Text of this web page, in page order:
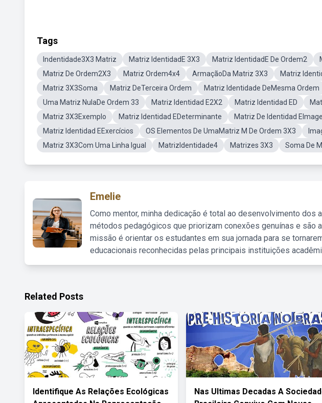
Tags
Indentidade3X3 Matriz Matriz IdentidadE 3X3 Matriz IdentidadE De Ordem2
Matriz De Ordem2X3
Matriz Ordem4x4 ArmaçãoDa Matriz 3X3 Matriz
Matriz 3X3Soma
Matriz DeTerceira Ordem Matriz Identidade DeMesma Ordem
Uma Matriz NulaDe Ordem 33
Matriz Identidad E2X2 Matriz Identidad ED
Matriz 3X3Exemplo
Matriz Identidad EDeterminante Matriz De Identidad
Matriz Identidad EExercícios
OS Elementos De UmaMatriz M De Ordem 3X3
Matriz 3X3Com Uma Linha Igual
MatrizIdentidade4 Matrizes 3X3 Soma De
Emelie
Como mentor, minha dedicação é total ao desenvolvimento dos
métodos pedagógicos que priorizam conexões genuínas e são
missão é orientar os estudantes em sua jornada para se
educacionais reconhecidas pelas principais instituições
Related Posts
Identifique As Relações Ecológicas
Nas Ultimas Decadas A